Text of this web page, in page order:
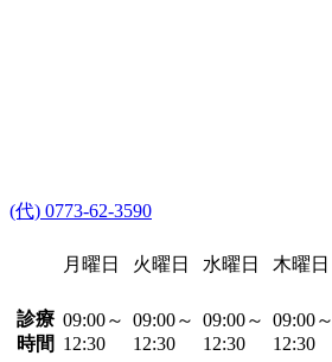
(代) 0773-62-3590
月曜日 火曜日 水曜日 木曜日
診療
時間
09:00～
12:30
09:00～
12:30
09:00～
12:30
09:00～
12:30